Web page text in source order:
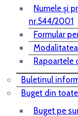
Numele și
nr.544/2001
Formular
Rapoartele
Buletinul
Buget din
Buget pe